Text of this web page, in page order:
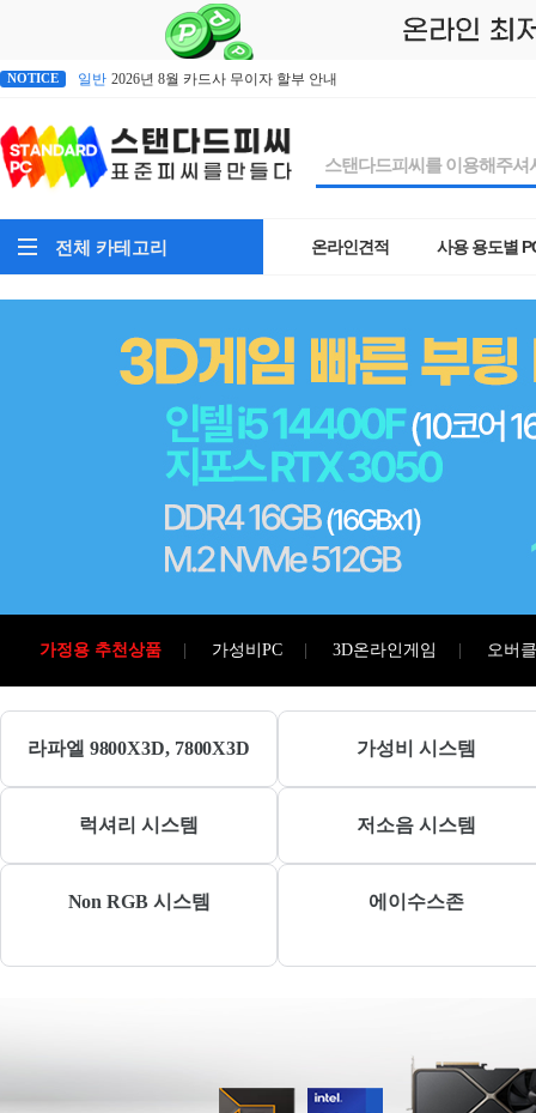
NOTICE
스탠다드피씨 찾아오시는길
2026년 8월 카드사 무이자 할부 안내
일반 윈도우 시작버튼이 먹통일때
일반 스탠다드피씨 A/S 규정 안내
일반
전체 카테고리 온라인견적 사용 용도별
가정용 추천상품 가성비PC 3D온라인게임 오버
가정,게임용 동영상편집용
온라인게임용 기업용
기본형 올인원PC